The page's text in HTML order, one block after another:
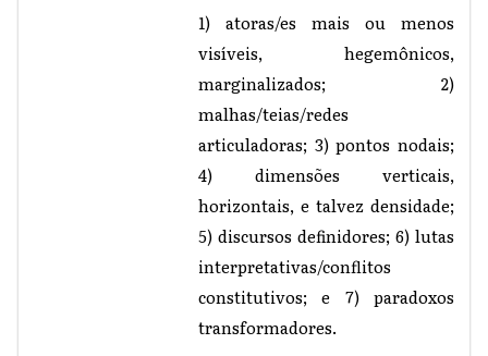
1) atoras/es mais ou menos
visíveis, hegemônicos,
marginalizados; 2)
malhas/teias/redes
articuladoras; 3) pontos nodais;
4) dimensões verticais,
horizontais, e talvez densidade;
5) discursos definidores; 6) lutas
interpretativas/conflitos
constitutivos; e 7) paradoxos
transformadores.